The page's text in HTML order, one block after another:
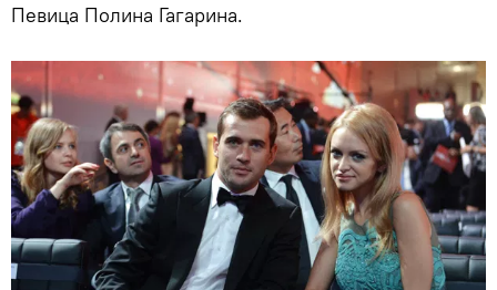
Певица Полина Гагарина.